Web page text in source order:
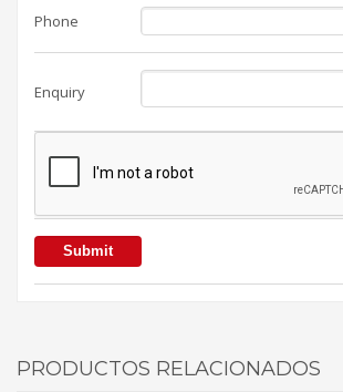
Phone
Enquiry
PRODUCTOS RELACIONADOS